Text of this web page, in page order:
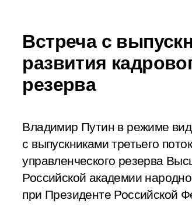
Встреча с
развития
резерва
Владимир Путин в режиме
с выпускниками третьего
управленческого резерва
Российской академии
при Президенте Российской